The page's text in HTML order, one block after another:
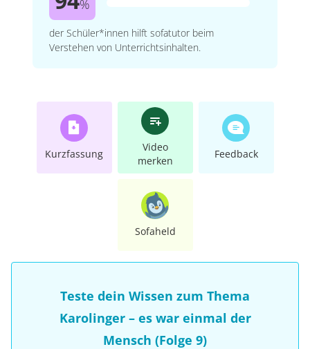
%
der Schüler*innen hilft sofatutor beim
Verstehen von Unterrichtsinhalten.
Kurzfassung
Video
merken
Feedback
Sofaheld
Teste dein Wissen zum Thema
Karolinger – es war einmal der
Mensch (Folge 9)